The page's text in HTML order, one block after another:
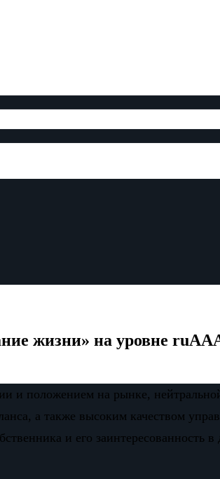
жизни» на уровне
и положением на рынке,
а также высоким качеством
и его заинтересованность